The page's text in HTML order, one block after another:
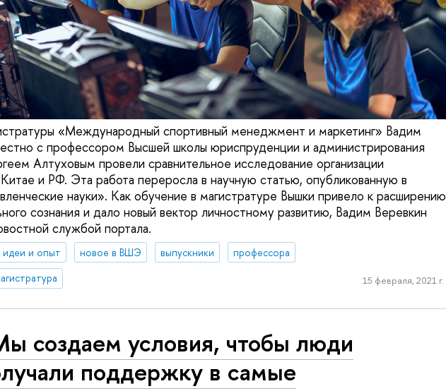
«Международный спортивный менеджмент и маркетинг» Вадим
с профессором Высшей школы юриспруденции и администрирования
Алтуховым провели сравнительное исследование организации
и РФ. Эта работа переросла в научную статью, опубликованную в
науки». Как обучение в магистратуре Вышки привело к расширению
сознания и дало новый вектор личностному развитию, Вадим Веревкин
службой портала.
идеи и опыт новое в ВШЭ выпускники
профессора
15 февраля, 2021 г.
создаем условия, чтобы люди
поддержку в самые